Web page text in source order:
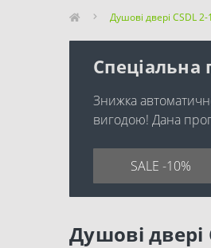
Душові двері CSDL
Спеціальна
Знижка
вигодою! Дана
SALE -10%
Душові двері